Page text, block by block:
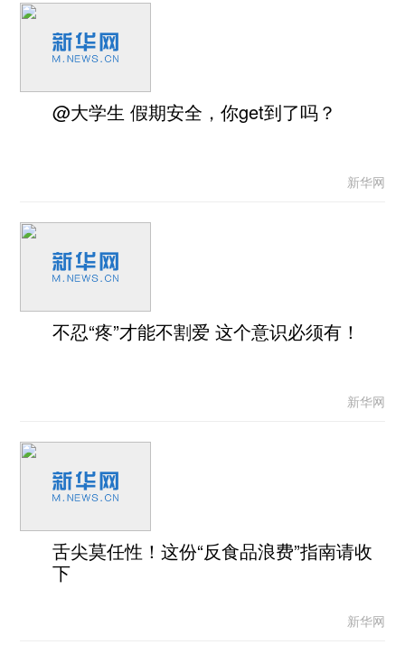
@大学生 假期安全，你get到了吗？
新华网
不忍“疼”才能不割爱 这个意识必须有！
新华网
舌尖莫任性！这份“反食品浪费”指南请收
下
新华网